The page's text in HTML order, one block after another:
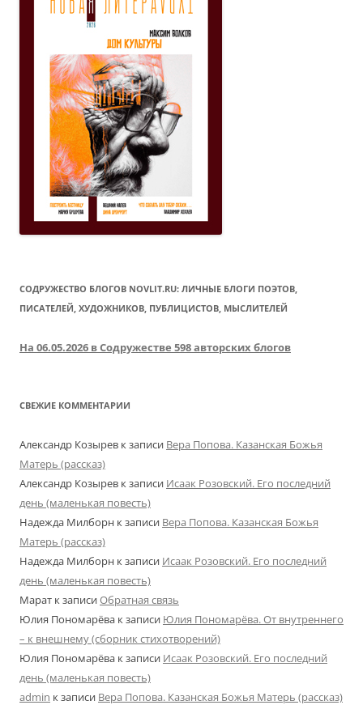
СОДРУЖЕСТВО БЛОГОВ NOVLIT.RU: ЛИЧНЫЕ БЛОГИ ПОЭТОВ,
ПИСАТЕЛЕЙ, ХУДОЖНИКОВ, ПУБЛИЦИСТОВ, МЫСЛИТЕЛЕЙ
На 06.05.2026 в Содружестве 598 авторских блогов
СВЕЖИЕ КОММЕНТАРИИ
Александр Козырев к записи Вера Попова. Казанская Божья
Матерь (рассказ)
Александр Козырев к записи Исаак Розовский. Его последний
день (маленькая повесть)
Надежда Милборн к записи Вера Попова. Казанская Божья
Матерь (рассказ)
Надежда Милборн к записи Исаак Розовский. Его последний
день (маленькая повесть)
Марат к записиОбратная связь
Юлия Пономарёва к записи Юлия Пономарёва. От внутреннего
– к внешнему (сборник стихотворений)
Юлия Пономарёва к записи Исаак Розовский. Его последний
день (маленькая повесть)
admin к записи Вера Попова. Казанская Божья Матерь (рассказ)